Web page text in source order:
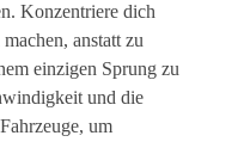
Konzentriere dich
anstatt zu
einzigen Sprung zu
und die
um